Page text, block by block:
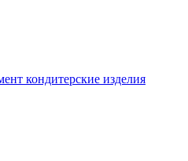
кондитерские изделия